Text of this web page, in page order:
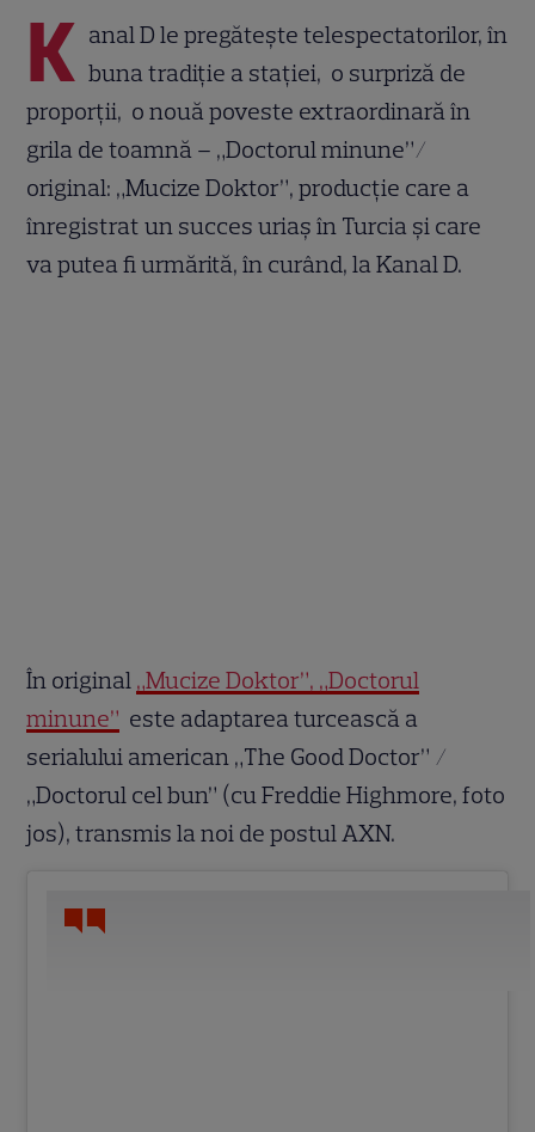
K anal D le pregătește telespectatorilor, în
buna tradiție a stației, o surpriză de
proporții, o nouă poveste extraordinară în
grila de toamnă – „Doctorul minune”/
original: „Mucize Doktor”, producție care a
înregistrat un succes uriaș în Turcia și care
va putea fi urmărită, în curând, la Kanal D.
În original „Mucize Doktor”, „Doctorul
minune” este adaptarea turcească a
serialului american „The Good Doctor” /
„Doctorul cel bun” (cu Freddie Highmore, foto
jos), transmis la noi de postul AXN.